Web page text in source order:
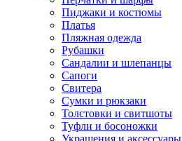
Пиджаки и костюмы
Платья
Пляжная одежда
Рубашки
Сандалии и шлепанцы
Сапоги
Свитера
Сумки и рюкзаки
Толстовки и свитшоты
Туфли и босоножки
Украшения и аксессуары